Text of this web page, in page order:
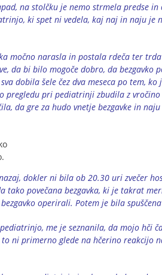
na stolčku je nemo strmela predse
ki spet ni vedela, kaj naj in naju
močno narasla in postala rdeča ter
da bi bilo mogoče dobro, da
dobila šele čez dva meseca po tem,
pregledu pri pediatrinji zbudila z
da gre za hudo vnetje bezgavke in
dokler ni bila ob 20.30 uri zvečer
tako povečana bezgavka, ki je takrat
operirali. Potem je bila
me je seznanila, da mojo hči
ni primerno glede na hčerino reakcijo